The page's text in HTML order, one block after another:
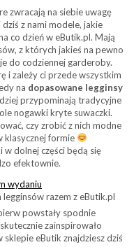
zwracają na siebie uwagę
z nami modele, jakie
co dzień w eButik.pl. Mają
z których jakieś na pewno
do codziennej garderoby.
i zależy ci przede wszystkim
na dopasowane legginsy
przypominają tradycyjne
nogawki kryte suwaczki.
czy zrobić z nich modne
klasycznej formie
dolnej części będą się
efektownie.
razem z eButik.pl
powstały spodnie
zainspirowało
eButik znajdziesz dziś